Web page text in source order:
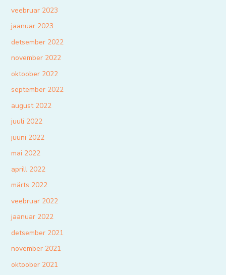
veebruar 2023
jaanuar 2023
detsember 2022
november 2022
oktoober 2022
september 2022
august 2022
juuli 2022
juuni 2022
mai 2022
aprill 2022
märts 2022
veebruar 2022
jaanuar 2022
detsember 2021
november 2021
oktoober 2021